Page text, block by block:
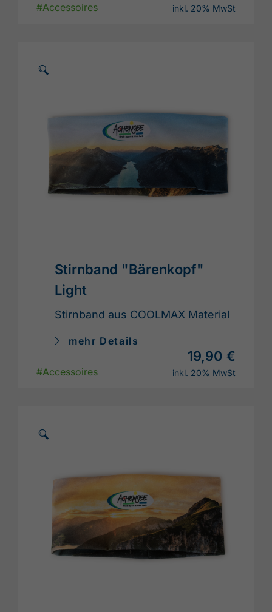
#Accessoires inkl. 20% MwSt
🗵
Stirnband "Bärenkopf"
Light
Stirnband aus COOLMAX Material
mehr Details
#Accessoires
19,90 €
inkl. 20% MwSt
🗵